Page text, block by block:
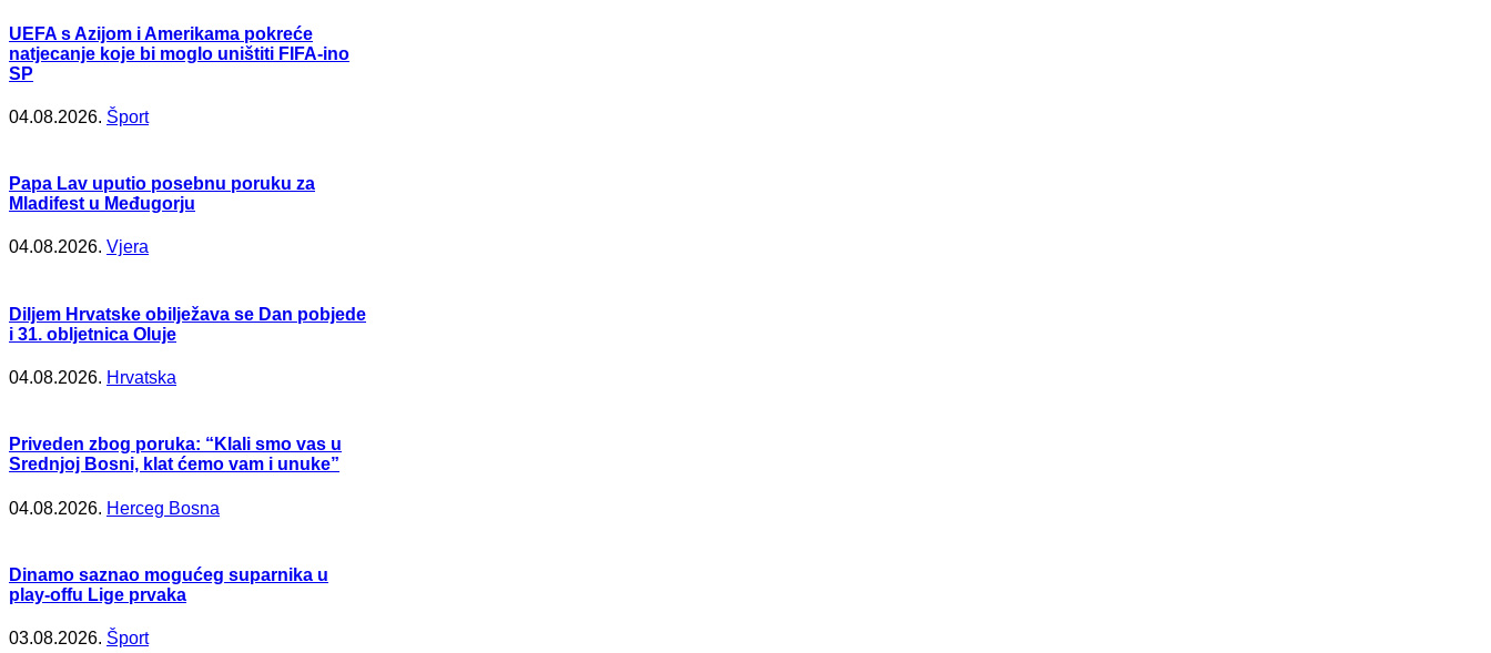
UEFA s Azijom i Amerikama pokreće
natjecanje koje bi moglo uništiti FIFA-ino
SP
04.08.2026. Šport
Papa Lav uputio posebnu poruku za
Mladifest u Međugorju
04.08.2026. Vjera
Diljem Hrvatske obilježava se Dan pobjede
i 31. obljetnica Oluje
04.08.2026. Hrvatska
Priveden zbog poruka: “Klali smo vas u
Srednjoj Bosni, klat ćemo vam i unuke”
04.08.2026. Herceg Bosna
Dinamo saznao mogućeg suparnika u
play-offu Lige prvaka
03.08.2026. Šport